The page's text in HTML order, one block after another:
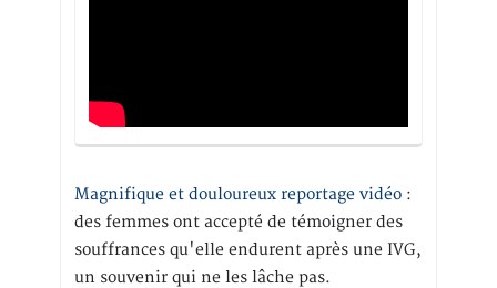
Magnifique et douloureux reportage vidéo :
des femmes ont accepté de témoigner des
souffrances qu'elle endurent après une IVG,
un souvenir qui ne les lâche pas.